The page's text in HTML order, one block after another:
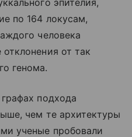
по 164 локусам,
человека
отклонения от так
генома.
подхода
чем те архитектуры
ученые пробовали